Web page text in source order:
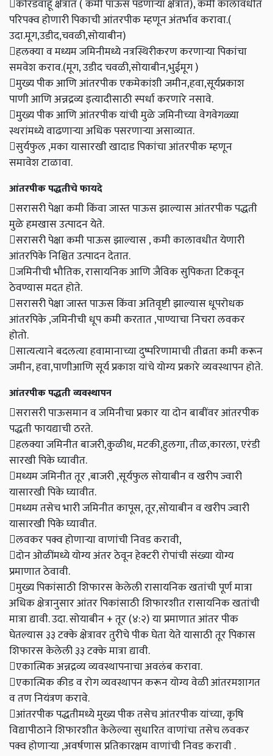
कोरडवाहू क्षेत्रात ( कमी पाऊस पडणाऱ्या क्षेत्रात), कमी कालावधीत
परिपक्व होणारी पिकाची आंतरपीक म्हणून अंतर्भाव करावा.(
उदा.मूग,उडीद,चवळी,सोयाबीन)
हलक्या व मध्यम जमिनीमध्ये नत्रस्थिरीकरण करणाऱ्या पिकांचा
समवेश कराव.(मूग, उडीद चवळी,सोयाबीन,भुईमूग )
मुख्य पीक आणि आंतरपीक एकमेकांशी जमीन,हवा,सूर्यप्रकाश
पाणी आणि अन्नद्रव्य इत्यादीसाठी स्पर्धा करणारे नसावे.
मुख्य पीक आणि आंतरपीक यांची मुळे जमिनीच्या वेगवेगळ्या
स्थरांमध्ये वाढणाऱ्या अधिक पसरणाऱ्या असाव्यात.
सुर्यफुल ,मका यासारखी खादाड पिकांचा आंतरपीक म्हणून
समावेश टाळावा.
आंतरपीक पद्धतीचे फायदे
सरासरी पेक्षा कमी किंवा जास्त पाऊस झाल्यास आंतरपीक पद्धती
मुळे हमखास उत्पादन येते.
सरासरी पेक्षा कमी पाऊस झाल्यास , कमी कालावधीत येणारी
आंतरपिके निश्चित उत्पादन देतात.
जमिनीची भौतिक, रासायनिक आणि जैविक सुपिकता टिकवून
ठेवण्यास मदत होते.
सरासरी पेक्षा जास्त पाऊस किंवा अतिवृष्टी झाल्यास धूपरोधक
आंतरपिके ,जमिनीची धूप कमी करतात ,पाण्याचा निचरा लवकर
होतो.
सात्यत्याने बदलत्या हवामानाच्या दुष्परिणामाची तीव्रता कमी करून
जमीन, हवा,पाणीआणि सूर्य प्रकाश यांचे योग्य प्रकारे व्यवस्थापन होते.
आंतरपीक पद्धती व्यवस्थापन
सरासरी पाऊसमान व जमिनीचा प्रकार या दोन बाबींवर आंतरपीक
पद्धती फायद्याची ठरते.
हलक्या जमिनीत बाजरी,कुळीथ, मटकी,हुलगा, तीळ,कारला, एरंडी
सारखी पिके घ्यावीत.
मध्यम जमिनीत तूर ,बाजरी ,सूर्यफुल सोयाबीन व खरीप ज्वारी
यासारखी पिके घ्यावीत.
मध्यम तसेच भारी जमिनीत कापूस, तूर,सोयाबीन व खरीप ज्वारी
यासारखी पिके घ्यावीत.
लवकर पक्व होणाऱ्या वाणांची निवड करावी,
दोन ओळींमध्ये योग्य अंतर ठेवून हेक्टरी रोपांची संख्या योग्य
प्रमाणात ठेवावी.
मुख्य पिकांसाठी शिफारस केलेली रासायनिक खतांची पूर्ण मात्रा
अधिक क्षेत्रानुसार आंतर पिकांसाठी शिफारशीत रासायनिक खतांची
मात्रा द्यावी. उदा. सोयाबीन + तूर (४:२) या प्रमाणात आंतर पीक
घेतल्यास ३३ टक्के क्षेत्रावर तुरीचे पीक घेता येते यासाठी तूर पिकास
शिफारस केलेली ३३ टक्के मात्रा द्यावी.
एकात्मिक अन्नद्रव्य व्यवस्थापनाचा अवलंब करावा.
एकात्मिक कीड व रोग व्यवस्थापन करून योग्य वेळी आंतरमशागत
व तण नियंत्रण करावे.
आंतरपीक पद्धतीमध्ये मुख्य पीक तसेच आंतरपीक यांच्या, कृषि
विद्यापीठाने शिफारशीत केलेल्या सुधारित वाणांचा तसेच लवकर
पक्व होणाऱ्या ,अवर्षणास प्रतिकारक्षम वाणांची निवड करावी .